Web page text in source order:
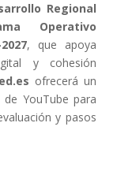
Regional
Operativo
, que apoya
y cohesión
ofrecerá un
YouTube para
y pasos